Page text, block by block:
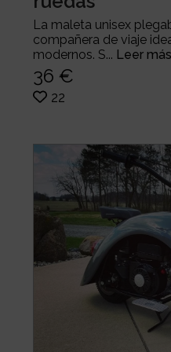
La maleta unisex
compañera de viaje
modernos. S... Leer más
36 €
22